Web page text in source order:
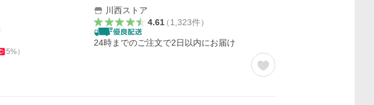
5%）
川西ストア
4.61（1,323件）
24時までのご注文で2日以内にお届け